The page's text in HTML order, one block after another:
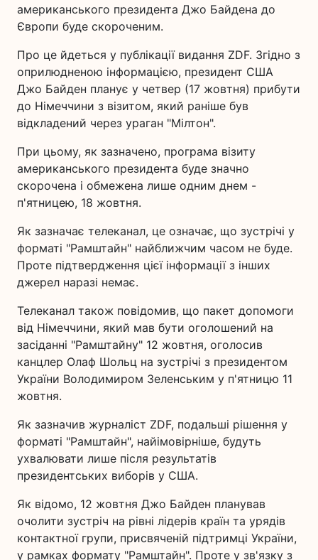
американського президента Джо Байдена до
Європи буде скороченим.
Про це йдеться у публікації видання ZDF. Згідно з
оприлюдненою інформацією, президент США
Джо Байден планує у четвер (17 жовтня) прибути
до Німеччини з візитом, який раніше був
відкладений через ураган "Мілтон".
При цьому, як зазначено, програма візиту
американського президента буде значно
скорочена і обмежена лише одним днем -
п'ятницею, 18 жовтня.
Як зазначає телеканал, це означає, що зустрічі у
форматі "Рамштайн" найближчим часом не буде.
Проте підтвердження цієї інформації з інших
джерел наразі немає.
Телеканал також повідомив, що пакет допомоги
від Німеччини, який мав бути оголошений на
засіданні "Рамштайну" 12 жовтня, оголосив
канцлер Олаф Шольц на зустрічі з президентом
України Володимиром Зеленським у п'ятницю 11
жовтня.
Як зазначив журналіст ZDF, подальші рішення у
форматі "Рамштайн", найімовірніше, будуть
ухвалювати лише після результатів
президентських виборів у США.
Як відомо, 12 жовтня Джо Байден планував
очолити зустріч на рівні лідерів країн та урядів
контактної групи, присвяченій підтримці України,
у рамках формату "Рамштайн". Проте у зв'язку з